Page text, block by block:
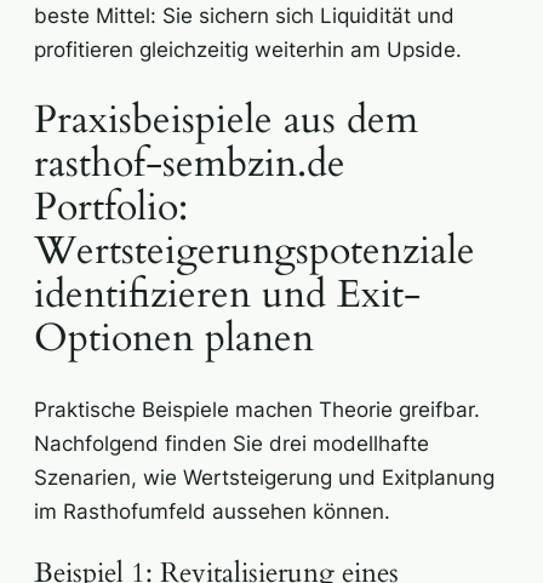
beste Mittel: Sie sichern sich Liquidität und
profitieren gleichzeitig weiterhin am Upside.
Praxisbeispiele aus dem
rasthof-sembzin.de
Portfolio:
Wertsteigerungspotenziale
identifizieren und Exit-
Optionen planen
Praktische Beispiele machen Theorie greifbar.
Nachfolgend finden Sie drei modellhafte
Szenarien, wie Wertsteigerung und Exitplanung
im Rasthofumfeld aussehen können.
Beispiel 1: Revitalisierung eines